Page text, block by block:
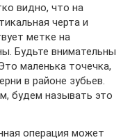
видно, что на
черта и
метке на
Будьте внимательны
маленька точечка,
в районе зубьев.
будем называть это
операция может